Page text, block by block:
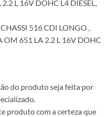
L 16V DOHC L4 DIESEL,
516 CDI LONGO ,
OM 651 LA 2.2 L 16V DOHC
do produto seja feita por
produto com a certeza que